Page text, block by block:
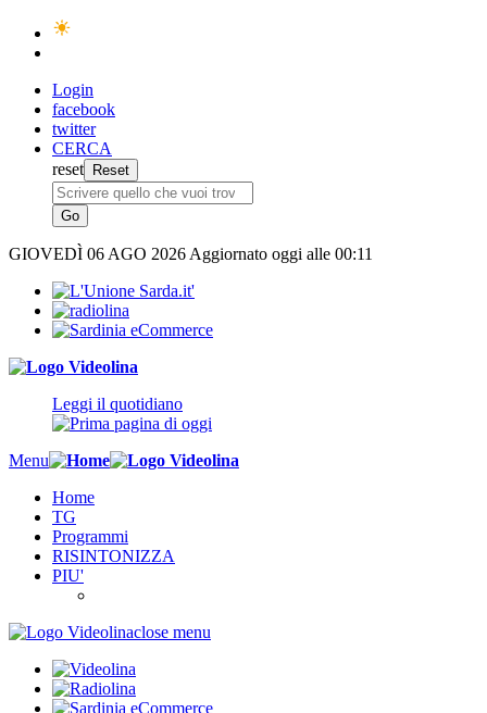
Login
facebook
twitter
CERCA
reset
GIOVEDÌ 06 AGO 2026 Aggiornato oggi alle 00:11
Leggi il quotidiano
Menu
Home
TG
Programmi
RISINTONIZZA
PIU'
close menu